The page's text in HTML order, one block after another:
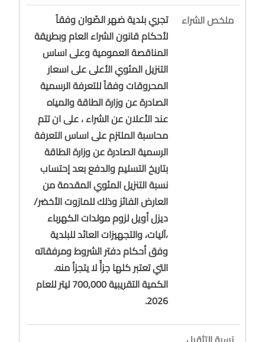
ملخص الشراء
تجري بلدية ضهر الصّوان وفقاً
لأحكام قانون الشراء العام وبطريقة
المناقصة العمومية وعلى اساس
التنزيل المئوي الأعلى على اسعار
المحروقات وفقاً للتعرفة الرسمية
الصادرة عن وزارة الطاقة والمياه
عند الأعلان عن الشراء ، على ان تتم
محاسبة الملتزم على اساس التعرفة
الرسمية الصادرة عن وزارة الطاقة
بتاريخ التسليم والدفع بعد إحتساب
نسبة التنزيل المئوي المقدمة من
العارض الفائز وذلك للمازوت الأخضر/
ديزل أويل لزوم مولدات الكهرباء
،آليات، والتجهيزات العائد للبلدية
وفق أحكام دفتر الشروط ومرفقاته
التي تعتبر كلها جزأً لا يتجزأ منه.
الكمية التقريبية 700,000 ليتر للعام
2026.